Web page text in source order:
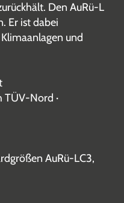
Den AuRü-L
Er ist dabei
und
TÜV-Nord ·
AuRü-LC3,